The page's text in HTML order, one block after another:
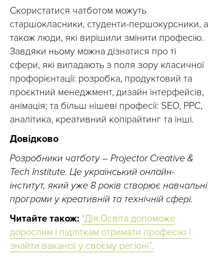
Скористатися чатботом можуть
старшокласники, студенти-першокурсники, а
також люди, які вирішили змінити професію.
Завдяки ньому можна дізнатися про ті
сфери, які випадають з поля зору класичної
профорієнтації: розробка, продуктовий та
проєктний менеджмент, дизайн інтерфейсів,
анімація; та більш нішеві професії: SEO, PPC,
аналітика, креативний копірайтинг та інші.
Довідково
Розробники чатботу – Projector Creative &
Tech Institute. Це український онлайн-
інститут, який уже 8 років створює навчальні
програми у креативній та технічній сфері.
Читайте також: “Дія.Освіта допоможе
дорослим і підліткам отримати професію і
знайти вакансії у своєму регіоні”.